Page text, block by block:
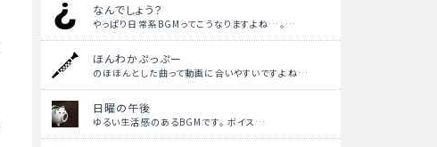
なんでしょう？
やっぱり日常系BGMってこうなりますよね…。…
ほんわかぷっぷー
のほほんとした曲って動画に合いやすいですよね…
日曜の午後
ゆるい生活感のあるBGMです。 ボイス…